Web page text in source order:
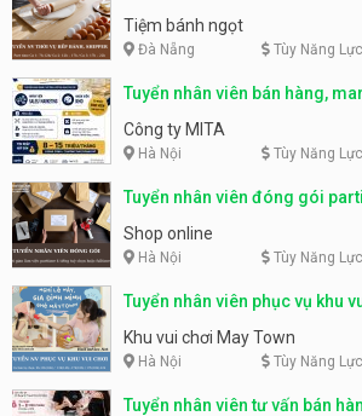
Tiệm bánh ngọt
Đà Nẵng Tùy Năng Lực
Tuyển nhân viên bán hàng,
parttime, fulltime
Công ty MITA
Hà Nội Tùy Năng Lực
Tuyển nhân viên đóng gói
Shop online
Hà Nội Tùy Năng Lực
Tuyển nhân viên phục vụ khu
động
Khu vui chơi May Town
Hà Nội Tùy Năng Lực
Tuyển nhân viên tư vấn bán